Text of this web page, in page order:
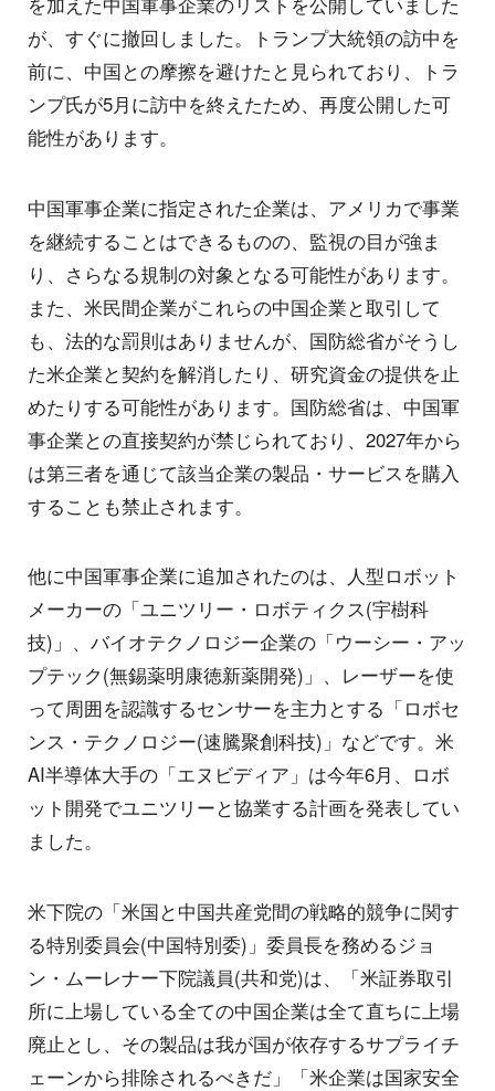
が、すぐに撤回しました。トランプ大統領の訪中を
前に、中国との摩擦を避けたと見られており、トラ
ンプ氏が5月に訪中を終えたため、再度公開した可
能性があります。
中国軍事企業に指定された企業は、アメリカで事業
を継続することはできるものの、監視の目が強ま
り、さらなる規制の対象となる可能性があります。
また、米民間企業がこれらの中国企業と取引して
も、法的な罰則はありませんが、国防総省がそうし
た米企業と契約を解消したり、研究資金の提供を止
めたりする可能性があります。国防総省は、中国軍
事企業との直接契約が禁じられており、2027年から
は第三者を通じて該当企業の製品・サービスを購入
することも禁止されます。
他に中国軍事企業に追加されたのは、人型ロボット
メーカーの「ユニツリー・ロボティクス(宇樹科
技)」、バイオテクノロジー企業の「ウーシー・アッ
プテック(無錫薬明康徳新薬開発)」、レーザーを使
って周囲を認識するセンサーを主力とする「ロボセ
ンス・テクノロジー(速騰聚創科技)」などです。米
AI半導体大手の「エヌビディア」は今年6月、ロボ
ット開発でユニツリーと協業する計画を発表してい
ました。
米下院の「米国と中国共産党間の戦略的競争に関す
る特別委員会(中国特別委)」委員長を務めるジョ
ン・ムーレナー下院議員(共和党)は、「米証券取引
所に上場している全ての中国企業は全て直ちに上場
廃止とし、その製品は我が国が依存するサプライチ
ェーンから排除されるべきだ」「米企業は国家安全